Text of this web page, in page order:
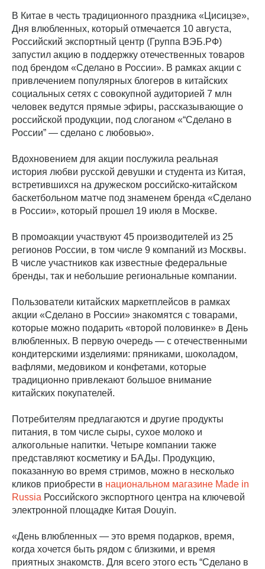
В Китае в честь традиционного праздника «Цисицзе»,
Дня влюбленных, который отмечается 10 августа,
Российский экспортный центр (Группа ВЭБ.РФ)
запустил акцию в поддержку отечественных товаров
под брендом «Сделано в России». В рамках акции с
привлечением популярных блогеров в китайских
социальных сетях с совокупной аудиторией 7 млн
человек ведутся прямые эфиры, рассказывающие о
российской продукции, под слоганом «“Сделано в
России” — сделано с любовью».
Вдохновением для акции послужила реальная
история любви русской девушки и студента из Китая,
встретившихся на дружеском российско-китайском
баскетбольном матче под знаменем бренда «Сделано
в России», который прошел 19 июля в Москве.
В промоакции участвуют 45 производителей из 25
регионов России, в том числе 9 компаний из Москвы.
В числе участников как известные федеральные
бренды, так и небольшие региональные компании.
Пользователи китайских маркетплейсов в рамках
акции «Сделано в России» знакомятся с товарами,
которые можно подарить «второй половинке» в День
влюбленных. В первую очередь — с отечественными
кондитерскими изделиями: пряниками, шоколадом,
вафлями, медовиком и конфетами, которые
традиционно привлекают большое внимание
китайских покупателей.
Потребителям предлагаются и другие продукты
питания, в том числе сыры, сухое молоко и
алкогольные напитки. Четыре компании также
представляют косметику и БАДы. Продукцию,
показанную во время стримов, можно в несколько
кликов приобрести в национальном магазине Made in
Russia Российского экспортного центра на ключевой
электронной площадке Китая Douyin.
«День влюбленных — это время подарков, время,
когда хочется быть рядом с близкими, и время
приятных знакомств. Для всего этого есть “Сделано в